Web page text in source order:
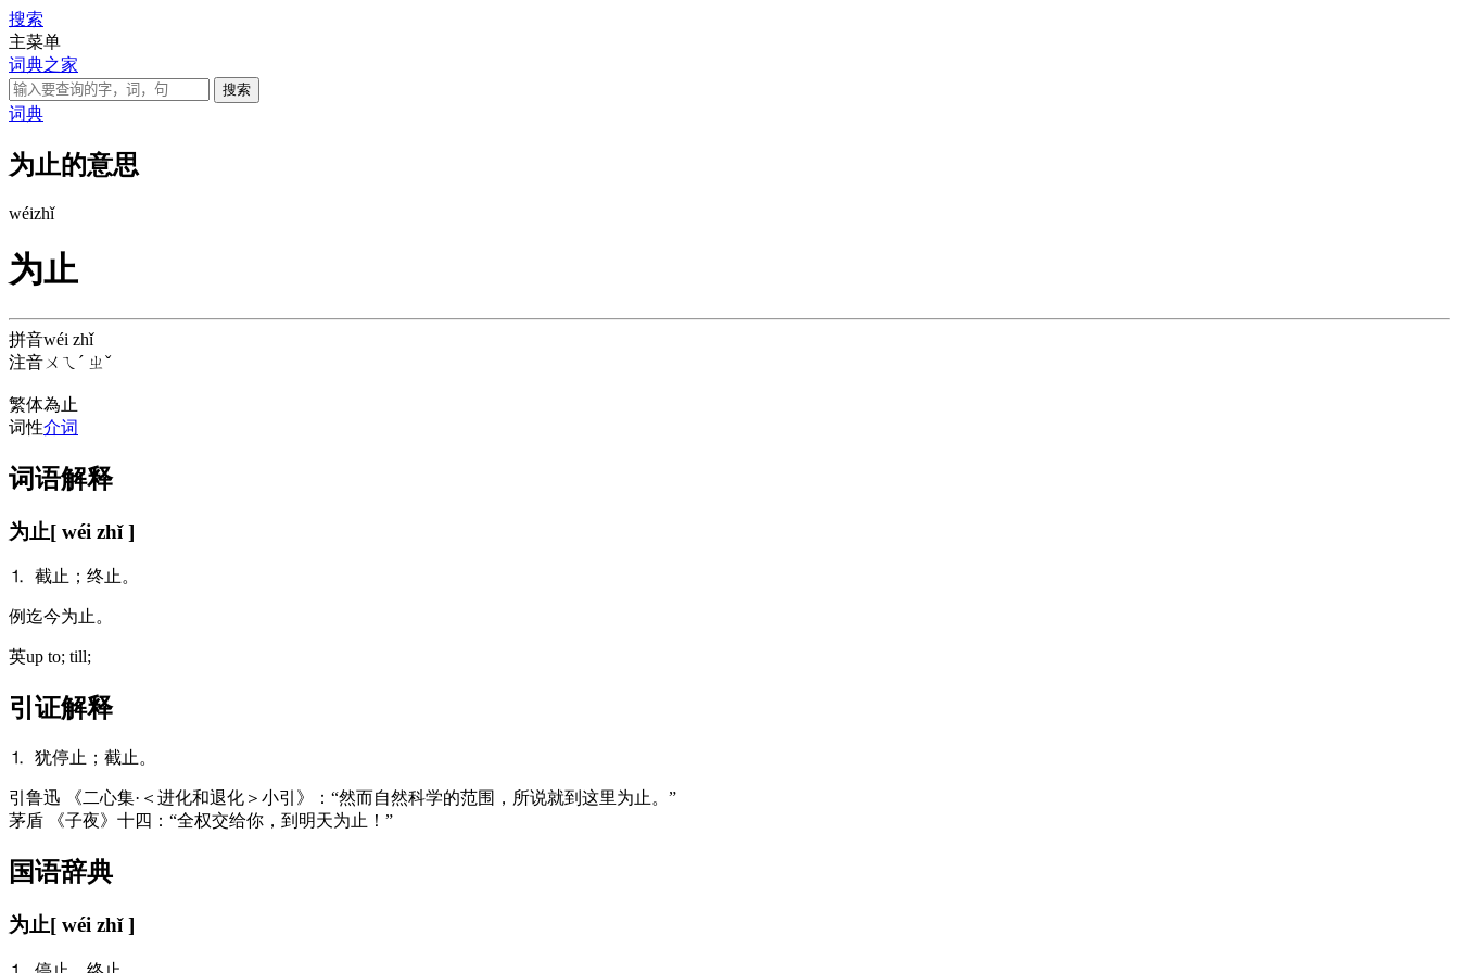
搜索
主菜单
词典之家
词典
为止的意思
wéizhǐ
为止
拼音wéi zhǐ
注音 ㄨㄟˊ ㄓˇ
繁体為止
词性介词
词语解释
为止[ wéi zhǐ ]
⒈ 截止；终止。
例迄今为止。
英up to; till;
引证解释
⒈ 犹停止；截止。
引 鲁迅 《二心集·＜进化和退化＞小引》：“然而自然科学的范围，所说就到这里为止。”
茅盾 《子夜》十四：“全权交给你，到明天为止！”
国语辞典
为止[ wéi zhǐ ]